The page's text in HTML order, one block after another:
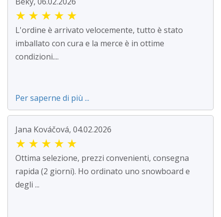
★ ★ ★ ★ ★
L'ordine è arrivato velocemente, tutto è stato
imballato con cura e la merce è in ottime
condizioni....
Per saperne di più ...
Jana Kováčová, 04.02.2026
★ ★ ★ ★ ★
Ottima selezione, prezzi convenienti, consegna
rapida (2 giorni). Ho ordinato uno snowboard e
degli ...